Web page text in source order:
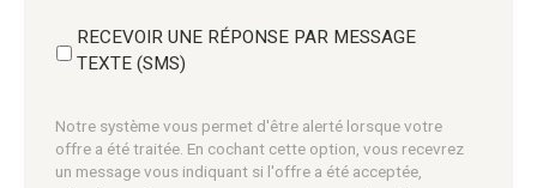
RECEVOIR UNE RÉPONSE PAR MESSAGE
TEXTE (SMS)
Notre système vous permet d'être alerté lorsque votre
offre a été traitée. En cochant cette option, vous recevrez
un message vous indiquant si l'offre a été acceptée,